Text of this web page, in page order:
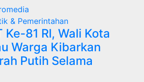
& Pemerintahan
81 RI, Wali Kota
Warga Kibarkan
Putih Selama